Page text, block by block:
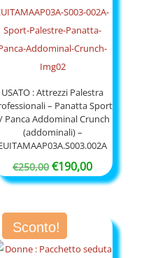
USATO : Attrezzi Palestra
– Panatta Sport
Panca Addominal Crunch
(addominali) –
€250,00 Il
prezzo
era:
€250,00.
€190,00Il
prezzo
Sconto!